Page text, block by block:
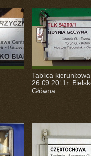
Tablica
26.09.2011r.
Główna.